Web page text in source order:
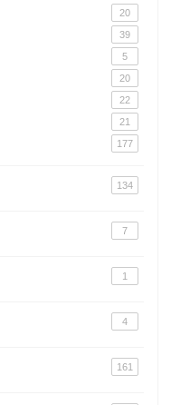
20
39
5
20
22
21
177
134
7
1
4
161